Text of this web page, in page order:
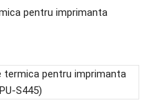
pentru imprimanta